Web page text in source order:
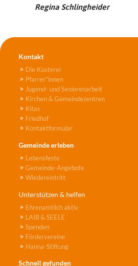
Regina Schlingheider
Kontakt
Die Küsterei
Pfarrer*innen
Jugend- und Seniorenarbeit
Kirchen & Gemeindezentren
Kitas
Friedhof
Kontaktformular
Gemeinde erleben
Lebensfeste
Gemeinde-Angebote
Wiedereintritt
Unterstützen & helfen
Ehrenamtlich aktiv
LAIB & SEELE
Spenden
Fördervereine
Hanna-Stiftung
Schnell gefunden